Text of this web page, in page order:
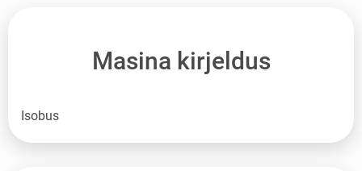
Masina kirjeldus
Isobus